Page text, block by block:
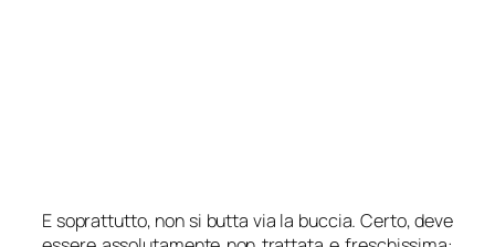
E soprattutto, non si butta via la buccia. Certo, deve